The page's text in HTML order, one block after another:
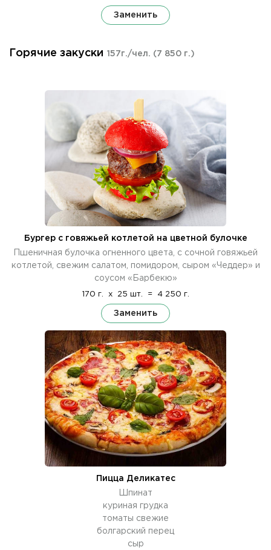
Заменить
Горячие закуски 157г./чел. (7 850 г.)
Бургер с говяжьей котлетой на цветной булочке
Пшеничная булочка огненного цвета, с сочной говяжьей
котлетой, свежим салатом, помидором, сыром «Чеддер» и
соусом «Барбекю»
170 г. x 25 шт. = 4 250 г.
Заменить
Пицца Деликатес
Шпинат
куриная грудка
томаты свежие
болгарский перец
сыр